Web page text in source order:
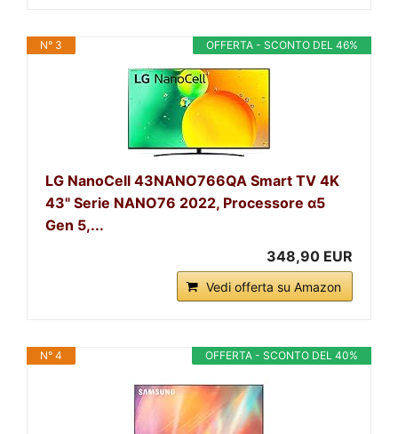
OFFERTA - SCONTO DEL 46%
N° 3
LG NanoCell 43NANO766QA Smart TV 4K
43" Serie NANO76 2022, Processore α5
Gen 5,...
348,90 EUR
Vedi offerta su Amazon
OFFERTA - SCONTO DEL 40%
N° 4